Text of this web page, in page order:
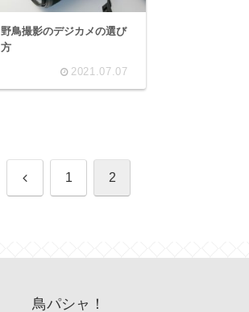
野鳥撮影のデジカメの選び
方
2021.07.07
前 1 2
鳥パシャ！